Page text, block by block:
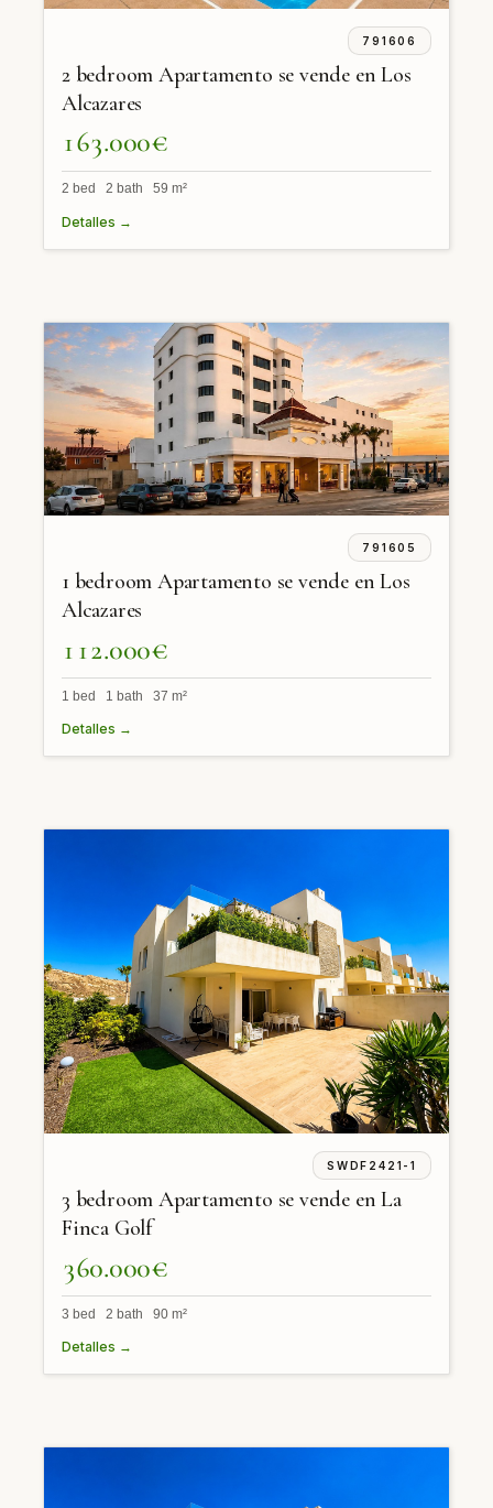
791606
2 bedroom Apartamento se vende en Los
Alcazares
163.000€
2 bed 2 bath 59 m²
Detalles →
791605
1 bedroom Apartamento se vende en Los
Alcazares
112.000€
1 bed 1 bath 37 m²
Detalles →
SWDF2421-1
3 bedroom Apartamento se vende en La
Finca Golf
360.000€
3 bed 2 bath 90 m²
Detalles →